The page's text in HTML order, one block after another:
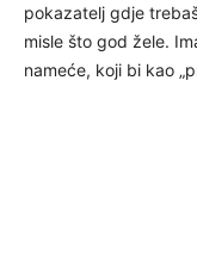
pokazatelj gdje
misle što god žele.
nameće, koji bi kao